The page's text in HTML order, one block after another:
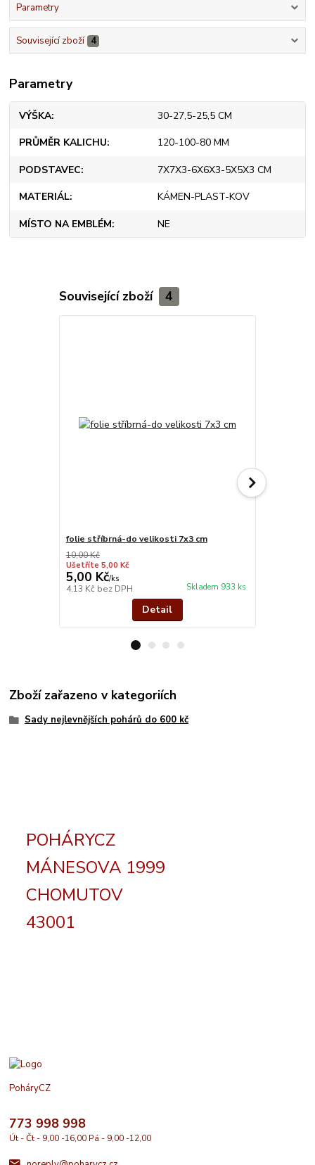
Parametry
Související zboží 4
Parametry
VÝŠKA 30-27,5-25,5 CM
PRŮMĚR KALICHU 120-100-80 MM
PODSTAVEC 7X7X3-6X6X3-5X5X3 CM
MATERIÁL KÁMEN-PLAST-KOV
MÍSTO NA EMBLÉM NE
Související zboží 4
folie stříbrná-do velikosti 7x3 cm
10,00 Kč
Ušetříte 5,00 Kč
5,00 Kč/ks
4,13 Kč bez DPH Skladem 933 ks
Detail
Zboží zařazeno v kategoriích
Sady nejlevnějších pohárů do 600 kč
POHÁRYCZ
MÁNESOVA 1999
CHOMUTOV
43001
PoháryCZ
773 998 998
Út - Čt - 9,00 -16,00 Pá - 9,00 -12,00